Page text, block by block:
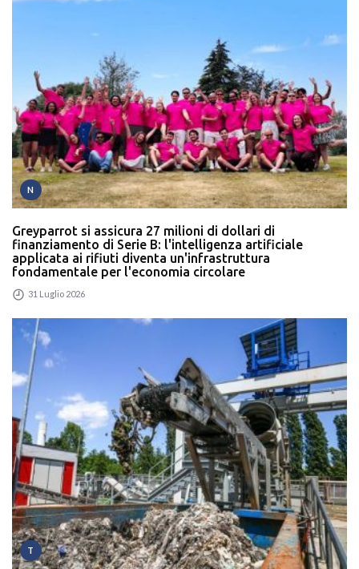
N
Greyparrot si assicura 27 milioni di dollari di
finanziamento di Serie B: l'intelligenza artificiale
applicata ai rifiuti diventa un'infrastruttura
fondamentale per l'economia circolare
31 Luglio 2026
T